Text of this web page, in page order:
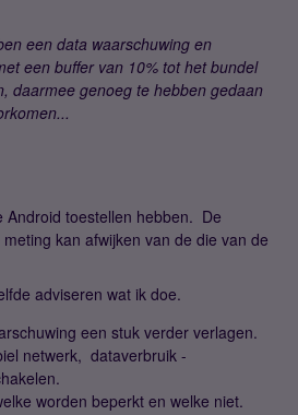
een data waarschuwing en
een buffer van 10% tot het bundel
daarmee genoeg te hebben gedaan
Android toestellen hebben. De
kan afwijken van de die van de
adviseren wat ik doe.
een stuk verder verlagen.
netwerk, dataverbruik -
worden beperkt en welke niet.